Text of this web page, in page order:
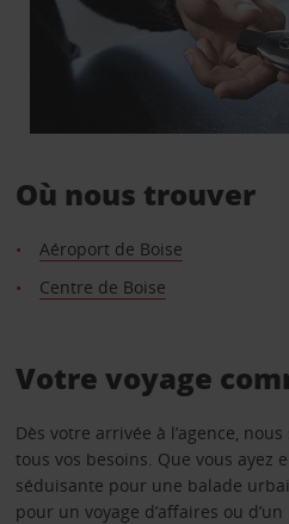
Où nous trouver
Aéroport de Boise
Centre de Boise
Votre voyage
Dès votre arrivée à l’agence,
tous vos besoins. Que vous ayez
séduisante pour une balade
pour un voyage d’affaires ou